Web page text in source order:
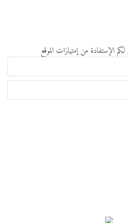
الإستفادة من إمتيازات الموقع
اسم